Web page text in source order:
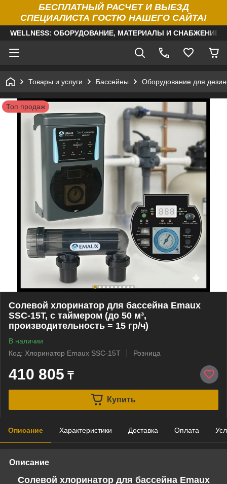
БЕСПЛАТНЫЙ РАСЧЕТ И ВЫЕЗД
СПЕЦИАЛИСТА ГОСТЮ НАШЕГО САЙТА!
WELLNESS: ОБОРУДОВАНИЕ, МАТЕРИАЛЫ И
Товары и услуги Бассейны Оборудование для
Топ продаж
Солевой хлоринатор для бассейна Emaux
SSC-15T, с таймером (до 50 м³,
производительность = 15 гр/ч)
В наличии
Код: Хлоринатор Emaux SSC-15T
Розница
410 805 ₸
Купить
Описание Характеристики Доставка Оплата
Описание
Солевой хлоринатор для бассейна Emaux